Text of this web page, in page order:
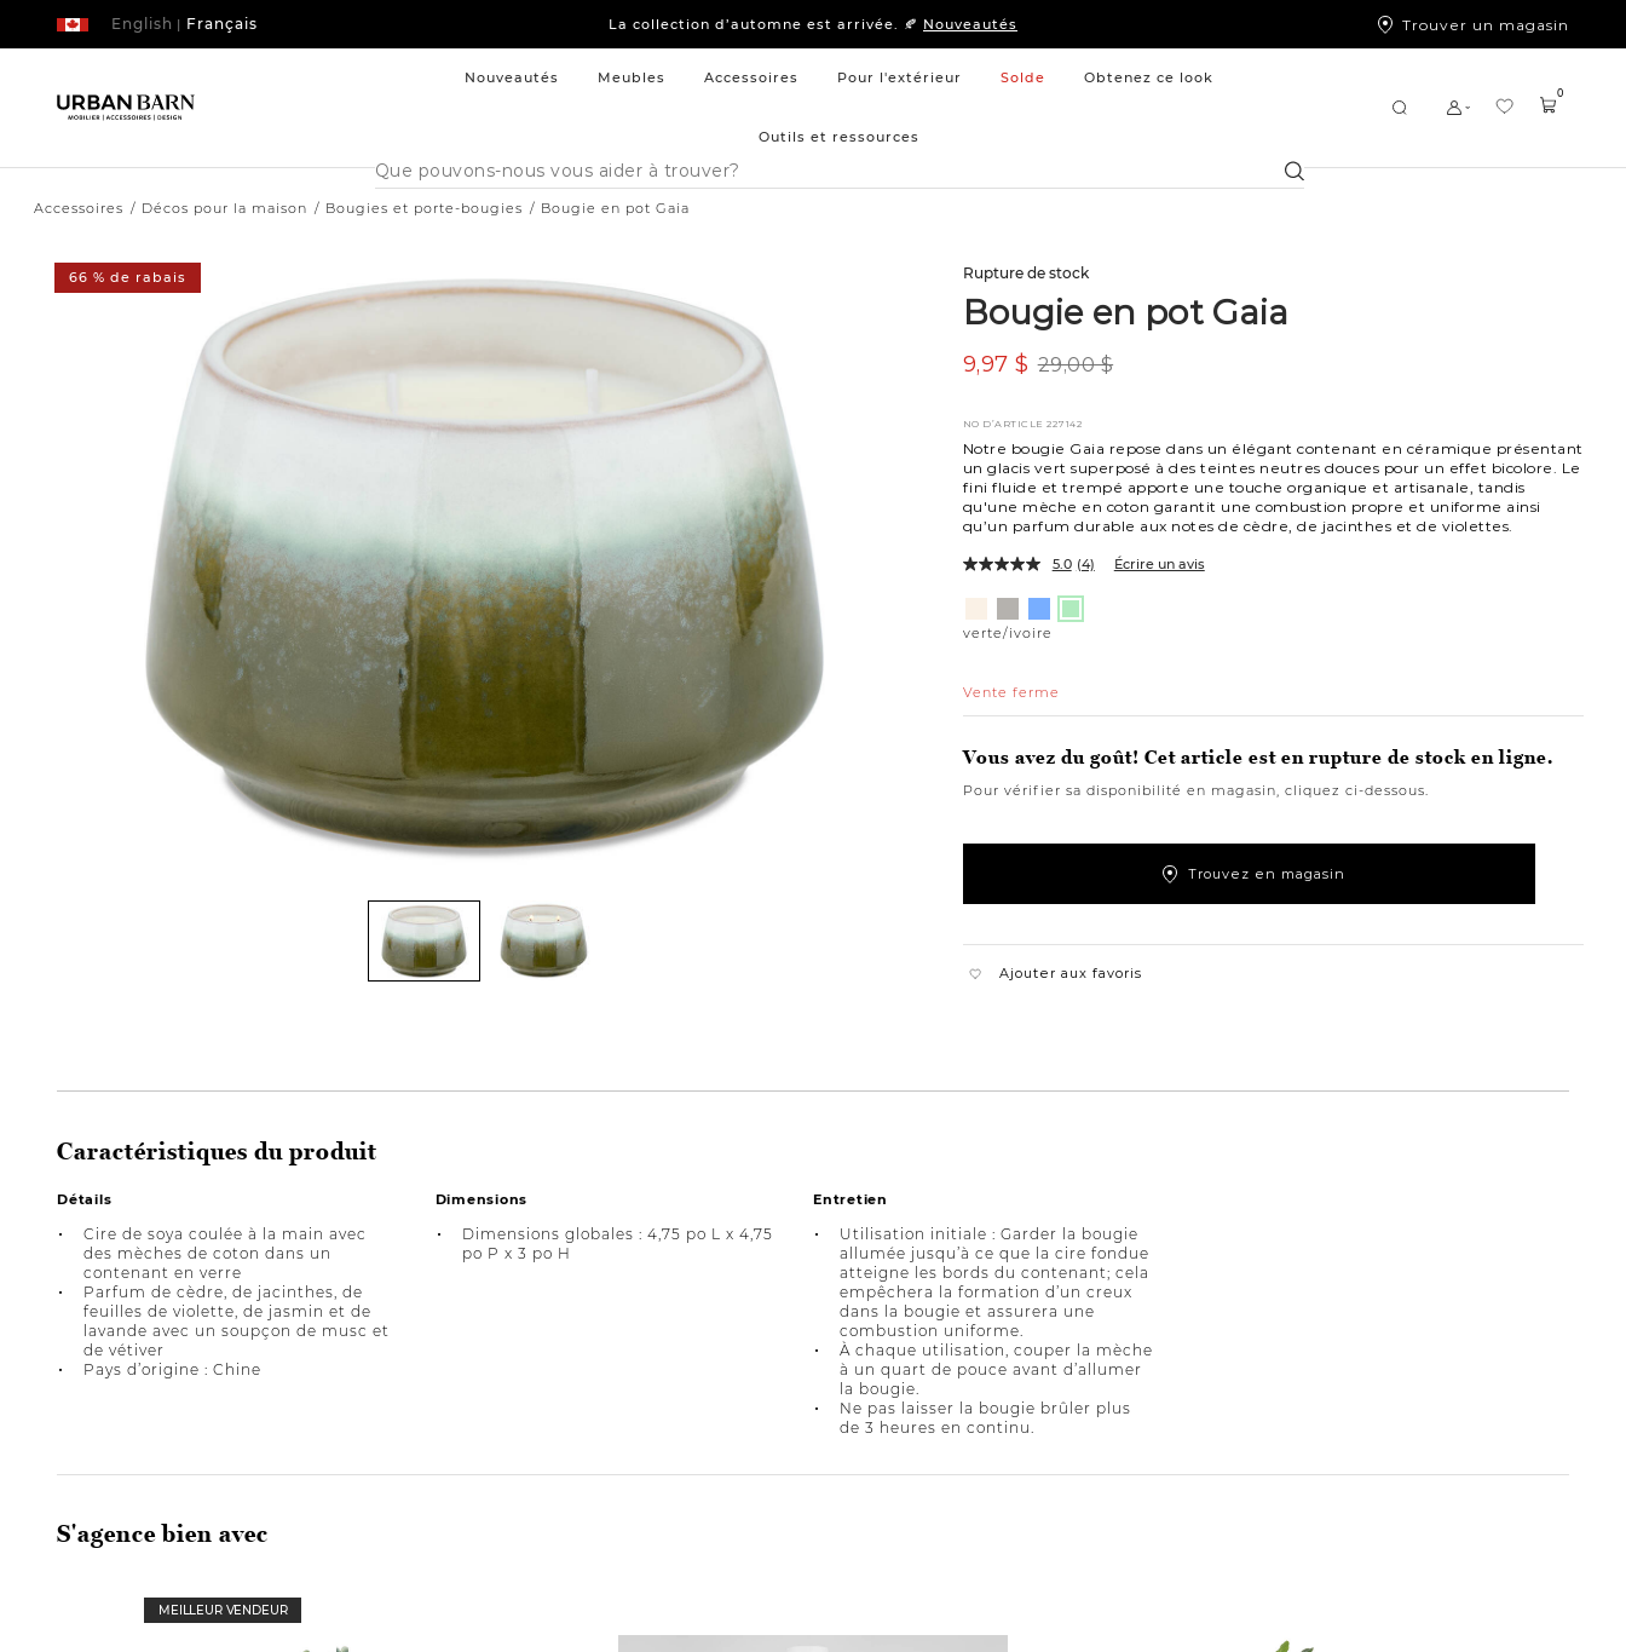
| Français
English
La collection d’automne est arrivée. 🍂 Nouveautés
15 % –Literieetmobilier de chambre à coucher
La collection d’automne est arrivée. 🍂 Nouveautés
Trouver un magasin
Nouveautés Meubles Accessoires Pour l'extérieur Solde Obtenez ce look
Outils et ressources
Cataloque
de
Chercher
0
Accessoires Décos pour la maison Bougies et porte-bougies Bougie en pot Gaia
66 % de rabais Rupture de stock
Bougie en pot Gaia
29,00 $
9,97 $
NO D’ARTICLE 227142
Notre bougie Gaia repose dans un élégant contenant en céramique présentant
un glacis vert superposé à des teintes neutres douces pour un effet bicolore. Le
fini fluide et trempé apporte une touche organique et artisanale, tandis
qu'une mèche en coton garantit une combustion propre et uniforme ainsi
qu’un parfum durable aux notes de cèdre, de jacinthes et de violettes.
5.0 (4) Écrire un avis
Variations
verte/ivoire
Vente ferme
Vous avez du goût! Cet article est en rupture de stock en ligne.
Pour vérifier sa disponibilité en magasin, cliquez ci-dessous.
Trouvez en magasin
Ajouter aux favoris
Caractéristiques du produit
Détails
Cire de soya coulée à la main avec
des mèches de coton dans un
contenant en verre
Parfum de cèdre, de jacinthes, de
feuilles de violette, de jasmin et de
lavande avec un soupçon de musc et
de vétiver
Pays d’origine : Chine
Dimensions
Dimensions globales : 4,75 po L x 4,75
po P x 3 po H
Entretien
Utilisation initiale : Garder la bougie
allumée jusqu’à ce que la cire fondue
atteigne les bords du contenant; cela
empêchera la formation d’un creux
dans la bougie et assurera une
combustion uniforme.
À chaque utilisation, couper la mèche
à un quart de pouce avant d’allumer
la bougie.
Ne pas laisser la bougie brûler plus
de 3 heures en continu.
S'agence bien avec
MEILLEUR VENDEUR